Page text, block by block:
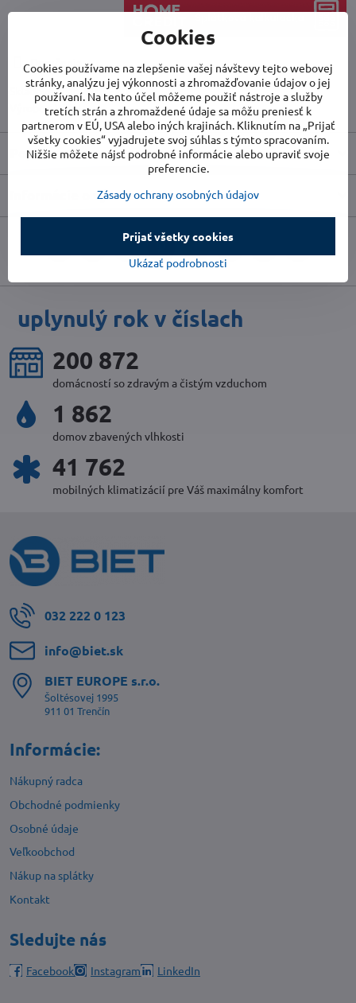
Doručenia
Skladové číslo:WDH-WP15
Výrobca:WDH
Popis
Informácie o výrobcovi
uplynulý rok v číslach
223 027
domácností so zdravým a čistým vzduchom
2 086
domov zbavených vlhkosti
46 786
mobilných klimatizácií pre Váš maximálny komfort
032 222 0 123
info​@biet​.sk
BIET EUROPE s​.r​.o​.
Šoltésovej 1995
911 01 Trenčín
Informácie:
Nákupný radca
Obchodné podmienky
Osobné údaje
Veľkoobchod
Nákup na splátky
Kontakt
Sledujte nás
Facebook Instagram LinkedIn
Cookies
Cookies používame na zlepšenie vašej návštevy tejto webovej
stránky, analýzu jej výkonnosti a zhromažďovanie údajov o jej
používaní. Na tento účel môžeme použiť nástroje a služby
tretích strán a zhromaždené údaje sa môžu preniesť k
partnerom v EÚ, USA alebo iných krajinách. Kliknutím na „Prijať
všetky cookies“ vyjadrujete svoj súhlas s týmto spracovaním.
Nižšie môžete nájsť podrobné informácie alebo upraviť svoje
preferencie.
Zásady ochrany osobných údajov
Ukázať podrobnosti
Prijať všetky cookies